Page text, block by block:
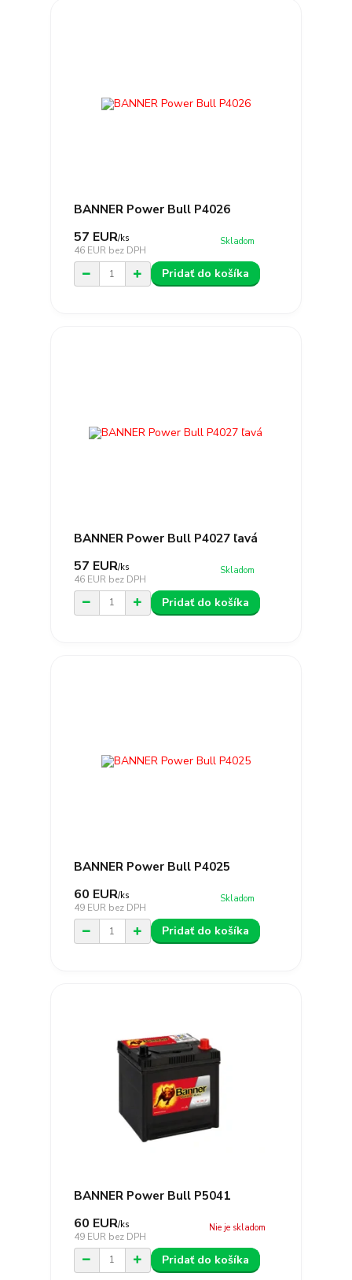
BANNER Power Bull P4026
57 EUR/ks
46 EUR bez DPH
Skladom
Pridať do košíka
BANNER Power Bull P4027 ľavá
57 EUR/ks
46 EUR bez DPH
Skladom
Pridať do košíka
BANNER Power Bull P4025
60 EUR/ks
49 EUR bez DPH
Skladom
Pridať do košíka
BANNER Power Bull P5041
60 EUR/ks
49 EUR bez DPH
Nie je skladom
Pridať do košíka